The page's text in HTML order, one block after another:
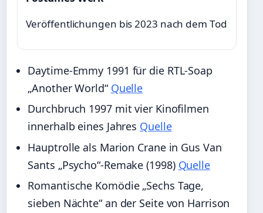
Veröffentlichungen bis 2023 nach dem Tod
Daytime-Emmy 1991 für die RTL-Soap
„Another World“ Quelle
Durchbruch 1997 mit vier Kinofilmen
innerhalb eines Jahres Quelle
Hauptrolle als Marion Crane in Gus Van
Sants „Psycho“-Remake (1998) Quelle
Romantische Komödie „Sechs Tage,
sieben Nächte“ an der Seite von Harrison